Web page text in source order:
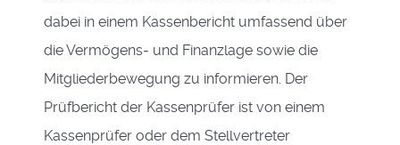
dabei in einem Kassenbericht umfassend über
die Vermögens- und Finanzlage sowie die
Mitgliederbewegung zu informieren. Der
Prüfbericht der Kassenprüfer ist von einem
Kassenprüfer oder dem Stellvertreter